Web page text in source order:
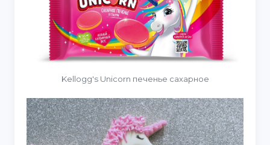
Kellogg's Unicorn печенье сахарное